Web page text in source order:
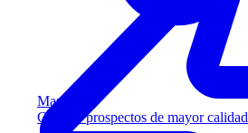
Marketing
Capture prospectos de mayor calidad